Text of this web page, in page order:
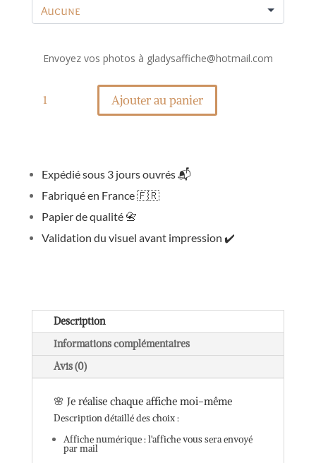
Envoyez vos photos à gladysaffiche@hotmail.com
Ajouter au panier
Expédié sous 3 jours ouvrés📬
Fabriqué en France🇫🇷
Papier de qualité 📇
Validation du visuel avant impression ✔️
Description
Informations complémentaires
Avis (0)
🌸 Je réalise chaque affiche moi-même
Description détaillé des choix :
Affiche numérique : l'affiche vous sera envoyé
par mail